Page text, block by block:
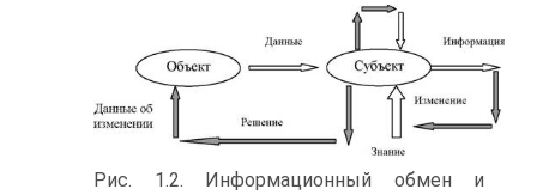
Рис. 1.2. Информационный обмен и